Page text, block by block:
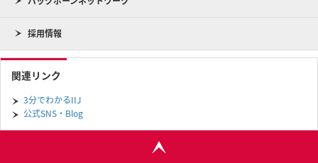
採用情報
関連リンク
3分でわかるIIJ
公式SNS・Blog